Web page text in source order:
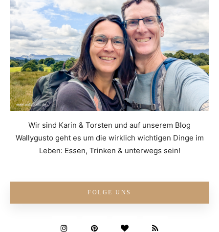
Wir sind Karin & Torsten und auf unserem Blog
Wallygusto geht es um die wirklich wichtigen Dinge im
Leben: Essen, Trinken & unterwegs sein!
FOLGE UNS